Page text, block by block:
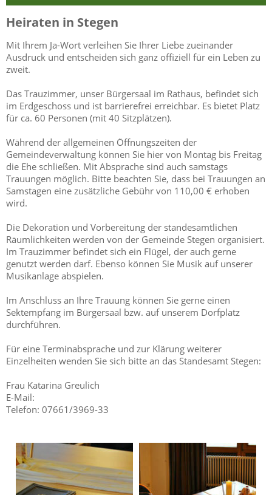
Heiraten in Stegen
Mit Ihrem Ja-Wort verleihen Sie Ihrer Liebe zueinander
Ausdruck und entscheiden sich ganz offiziell für ein Leben zu
zweit.
Das Trauzimmer, unser Bürgersaal im Rathaus, befindet sich
im Erdgeschoss und ist barrierefrei erreichbar. Es bietet Platz
für ca. 60 Personen (mit 40 Sitzplätzen).
Während der allgemeinen Öffnungszeiten der
Gemeindeverwaltung können Sie hier von Montag bis Freitag
die Ehe schließen. Mit Absprache sind auch samstags
Trauungen möglich. Bitte beachten Sie, dass bei Trauungen an
Samstagen eine zusätzliche Gebühr von 110,00 € erhoben
wird.
Die Dekoration und Vorbereitung der standesamtlichen
Räumlichkeiten werden von der Gemeinde Stegen organisiert.
Im Trauzimmer befindet sich ein Flügel, der auch gerne
genutzt werden darf. Ebenso können Sie Musik auf unserer
Musikanlage abspielen.
Im Anschluss an Ihre Trauung können Sie gerne einen
Sektempfang im Bürgersaal bzw. auf unserem Dorfplatz
durchführen.
Für eine Terminabsprache und zur Klärung weiterer
Einzelheiten wenden Sie sich bitte an das Standesamt Stegen:
Frau Katarina Greulich
E-Mail:
Telefon: 07661/3969-33